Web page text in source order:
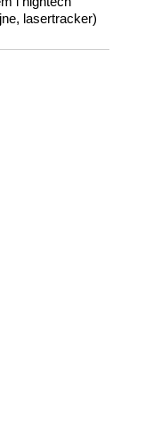
lasertracker)